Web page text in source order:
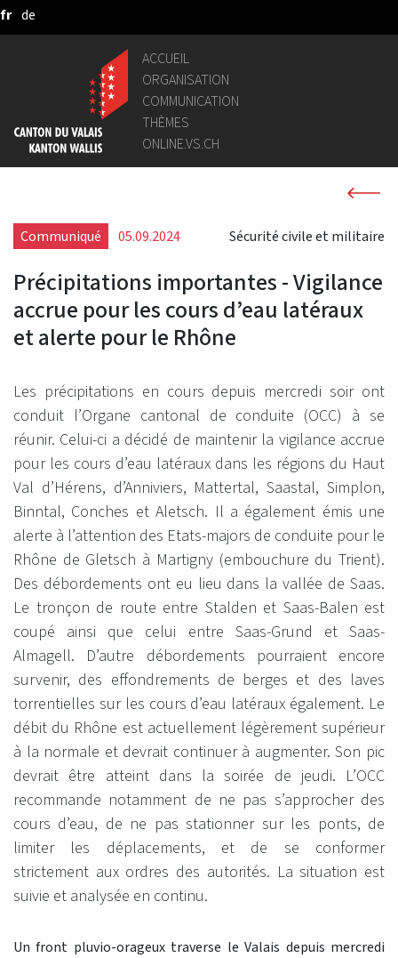
Saut au contenu principal
fr de
ACCUEIL
ORGANISATION
COMMUNICATION
THÈMES
ONLINE.VS.CH
Communiqué 05.09.2024 Sécurité civile et militaire
Précipitations importantes - Vigilance
accrue pour les cours d’eau latéraux
et alerte pour le Rhône
Les précipitations en cours depuis mercredi soir ont
conduit l’Organe cantonal de conduite (OCC) à se
réunir. Celui-ci a décidé de maintenir la vigilance accrue
pour les cours d’eau latéraux dans les régions du Haut
Val d’Hérens, d’Anniviers, Mattertal, Saastal, Simplon,
Binntal, Conches et Aletsch. Il a également émis une
alerte à l’attention des Etats-majors de conduite pour le
Rhône de Gletsch à Martigny (embouchure du Trient).
Des débordements ont eu lieu dans la vallée de Saas.
Le tronçon de route entre Stalden et Saas-Balen est
coupé ainsi que celui entre Saas-Grund et Saas-
Almagell. D’autre débordements pourraient encore
survenir, des effondrements de berges et des laves
torrentielles sur les cours d’eau latéraux également. Le
débit du Rhône est actuellement légèrement supérieur
à la normale et devrait continuer à augmenter. Son pic
devrait être atteint dans la soirée de jeudi. L’OCC
recommande notamment de ne pas s’approcher des
cours d’eau, de ne pas stationner sur les ponts, de
limiter les déplacements, et de se conformer
strictement aux ordres des autorités. La situation est
suivie et analysée en continu.
Un front pluvio-orageux traverse le Valais depuis mercredi